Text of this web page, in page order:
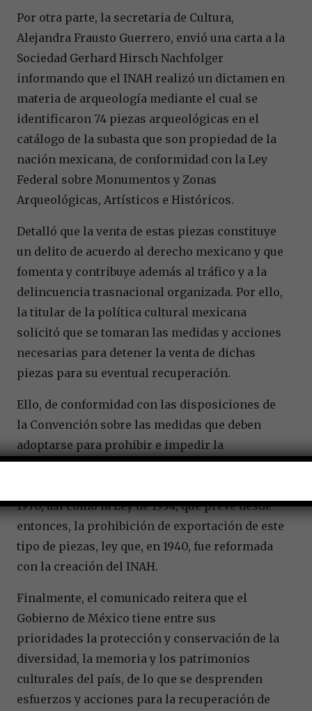
Por otra parte, la secretaria de Cultura,
Alejandra Frausto Guerrero, envió una carta a la
Sociedad Gerhard Hirsch Nachfolger
informando que el INAH realizó un dictamen en
materia de arqueología mediante el cual se
identificaron 74 piezas arqueológicas en el
catálogo de la subasta que son propiedad de la
nación mexicana, de conformidad con la Ley
Federal sobre Monumentos y Zonas
Arqueológicas, Artísticos e Históricos.
Detalló que la venta de estas piezas constituye
un delito de acuerdo al derecho mexicano y que
fomenta y contribuye además al tráfico y a la
delincuencia trasnacional organizada. Por ello,
la titular de la política cultural mexicana
solicitó que se tomaran las medidas y acciones
necesarias para detener la venta de dichas
piezas para su eventual recuperación.
Ello, de conformidad con las disposiciones de
la Convención sobre las medidas que deben
adoptarse para prohibir e impedir la
importación, la exportación y la transferencia
1970, así como la Ley de 1934, que prevé desde
entonces, la prohibición de exportación de este
tipo de piezas, ley que, en 1940, fue reformada
con la creación del INAH.
Finalmente, el comunicado reitera que el
Gobierno de México tiene entre sus
prioridades la protección y conservación de la
diversidad, la memoria y los patrimonios
culturales del país, de lo que se desprenden
esfuerzos y acciones para la recuperación de